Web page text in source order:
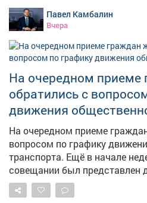
платил,а силовики не
четверг областная прокуратура. –
лицами службы судебных
приняты исчерпывающие
взыскание задолженности, –
Надзорный орган внёс
главного управления
результате исполнительные
активизировались,
дисциплинарной
взыскали 315 тысяч рублей
Прокуратура продолжит
контролируется
Павел Камбалин
Вчера
На очередном приеме
обратились с
движения
На очередном приеме
вопросом по графику
транспорта. Ещё в начале
совещании был представлен
АТП о работе предприятия.
пожелания жителей, хотя